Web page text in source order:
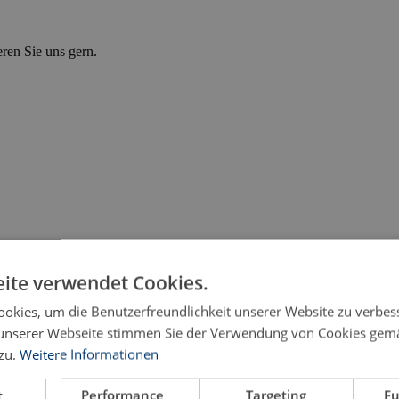
Sie uns gern.
Erhalten Sie kriminologische und juristische Einblicke in illegale
verwendet Cookies.
um die Benutzerfreundlichkeit unserer Website zu
Webseite stimmen Sie der Verwendung von Cookies
Weitere Informationen
Performance Targeting